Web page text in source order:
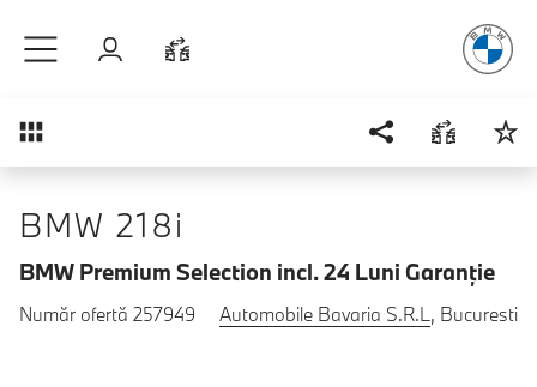
Autentificare
Prezentare generală
BMW 218i
BMW Premium Selection incl. 24 Luni Garanţie
Număr ofertă 257949 Automobile Bavaria S.R.L, Bucuresti